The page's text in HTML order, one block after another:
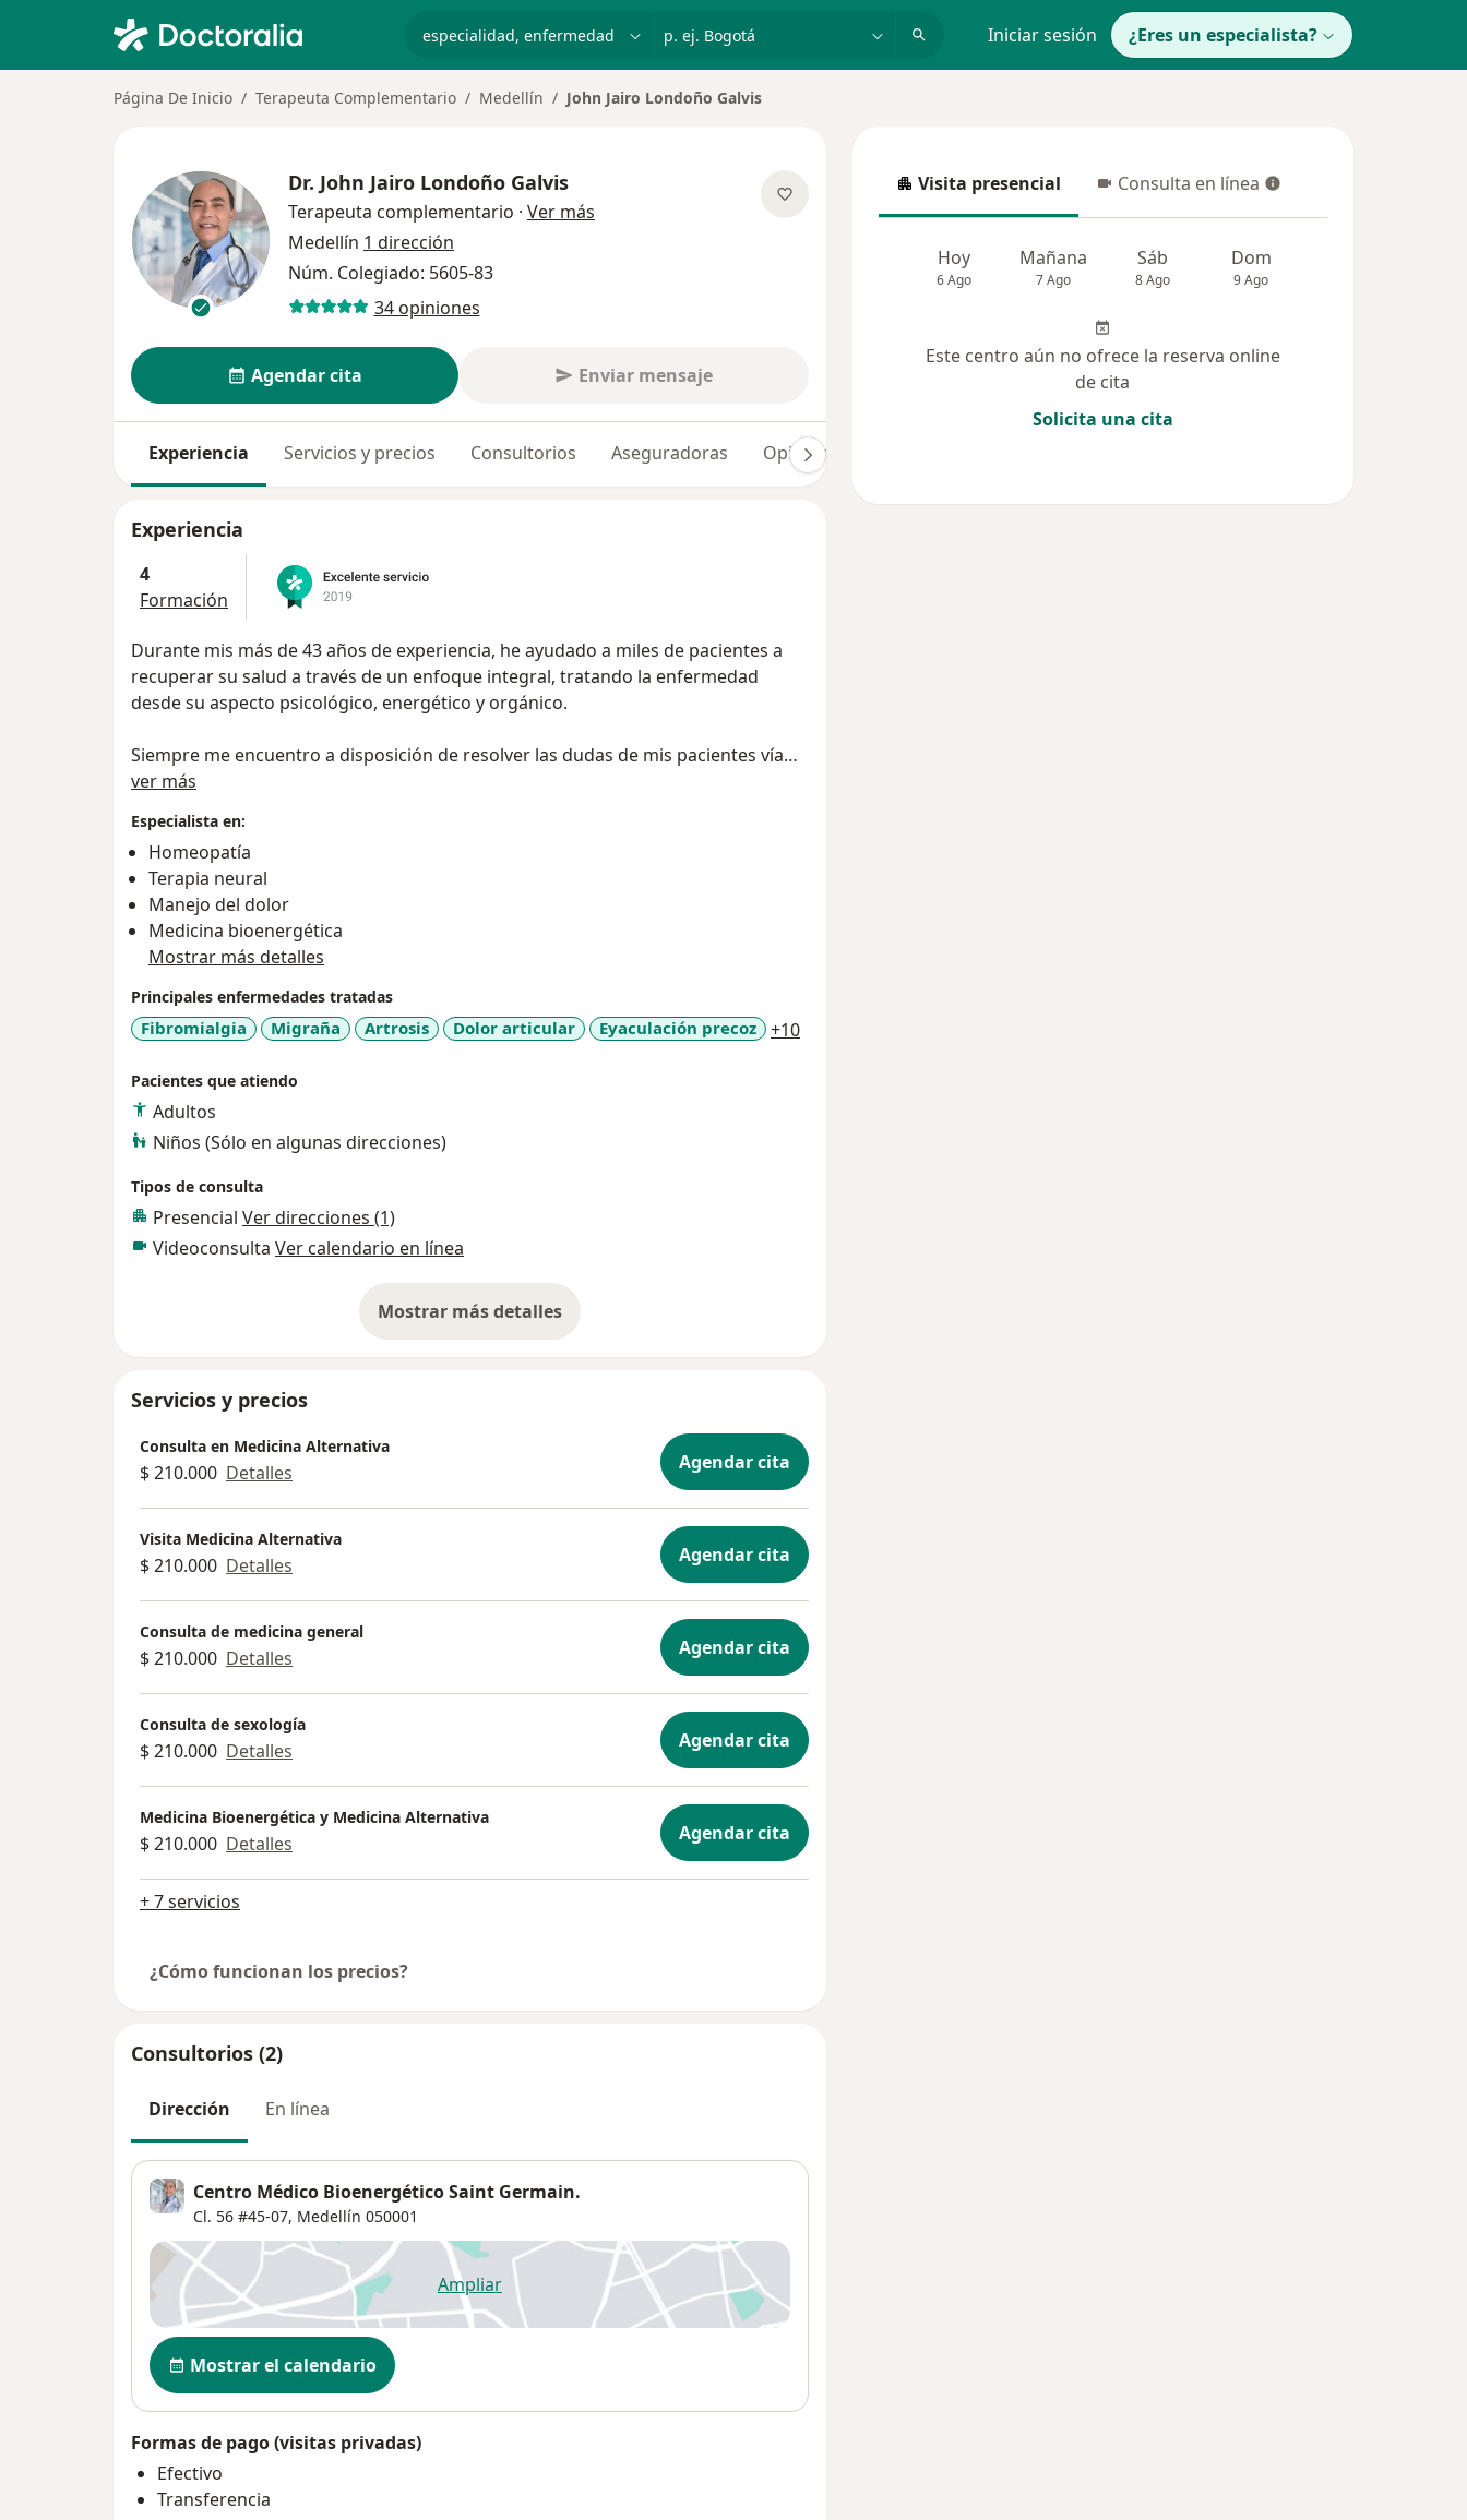
p. ej. Bogotá Iniciar sesión ¿Eres un especialista?
Página De Inicio Terapeuta Complementario Medellín John Jairo Londoño Galvis
Dr. John Jairo Londoño Galvis
Terapeuta complementario · Ver más
Medellín 1 dirección
Núm. Colegiado: 5605-83
34 opiniones
Agendar cita Enviar mensaje
Experiencia Servicios y precios Consultorios Aseguradoras Opiniones (34)
Experiencia
4
Formación
Durante mis más de 43 años de experiencia, he ayudado a miles de pacientes a
recuperar su salud a través de un enfoque integral, tratando la enfermedad
desde su aspecto psicológico, energético y orgánico.
Siempre me encuentro a disposición de resolver las dudas de mis pacientes vía
WhatsApp y de ofrecerles una mano amiga para ayudarlos en su proceso de
Soy Médico Cirujano de la Universidad de Antioquia, con estudios en terapia
neural, bioenergética y sexología, y me actualizo constantemente sobre los
avances de la medicina moderna a través de diversos simposios, seminarios y
congresos.
ver más
Especialista en:
Homeopatía
Terapia neural
Manejo del dolor
Medicina bioenergética
Mostrar más detalles
Principales enfermedades tratadas
Fibromialgia Migraña Artrosis Dolor articular Eyaculación precoz +10a11y_sr_more_diseases
Pacientes que atiendo
Adultos
Niños (Sólo en algunas direcciones)
Tipos de consulta
Presencial Ver direcciones (1)
Videoconsulta Ver calendario en línea
Mostrar más detalles
sobre la experiencia
Servicios y precios
Consulta en Medicina Alternativa
$ 210.000 Detalles Agendar cita
Visita Medicina Alternativa
$ 210.000 Detalles Agendar cita
Consulta de medicina general
$ 210.000 Detalles Agendar cita
Consulta de sexología
$ 210.000 Detalles Agendar cita
Medicina Bioenergética y Medicina Alternativa
$ 210.000 Detalles Agendar cita
+ 7 servicios
¿Cómo funcionan los precios?
Consultorios (2)
Dirección En línea
Centro Médico Bioenergético Saint Germain.
Cl. 56 #45-07, Medellín 050001
Ampliarse abre en una nueva pestaña
Disponibilidad
Mostrar el calendario
Formas de pago (visitas privadas)
Efectivo
Transferencia
Visita presencial
Visita presencial Consulta en línea
Consulta en línea
Hoy
6 Ago
Mañana
7 Ago
Sáb
8 Ago
Dom
9 Ago
Este centro aún no ofrece la reserva online
de cita
Solicita una cita